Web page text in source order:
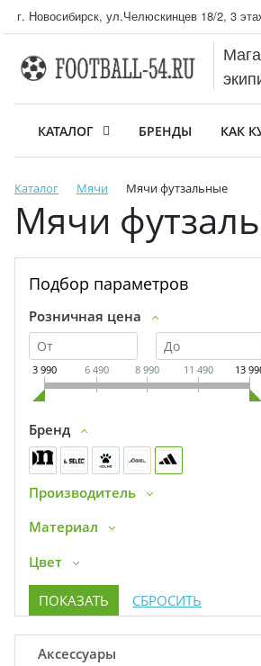
г. Новосибирск, ул.Челюскинцев 18/2, 3
КАТАЛОГ БРЕНДЫ КАК
Каталог Мячи Мячи футзальные
Мячи
Подбор параметров
Розничная цена
3 990 6 490 8 990 11 490 13
Бренд
Производитель
Материал
Цвет
Аксессуары